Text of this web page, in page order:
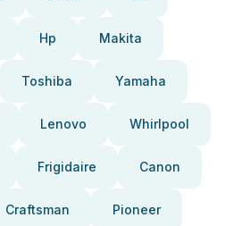
Hp Makita
Toshiba Yamaha
Lenovo Whirlpool
Frigidaire Canon
Craftsman Pioneer